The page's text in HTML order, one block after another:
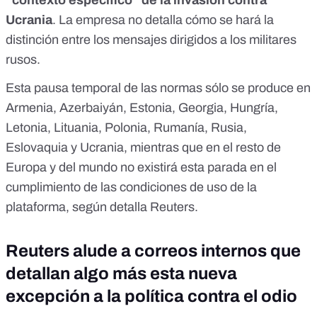
Ucrania. La empresa no detalla cómo se hará la
distinción entre los mensajes dirigidos a los militares
rusos.
Esta pausa temporal de las normas sólo se produce en
Armenia, Azerbaiyán, Estonia, Georgia, Hungría,
Letonia, Lituania, Polonia, Rumanía, Rusia,
Eslovaquia y Ucrania, mientras que en el resto de
Europa y del mundo no existirá esta parada en el
cumplimiento de las condiciones de uso de la
plataforma, según detalla Reuters.
Reuters alude a correos internos que
detallan algo más esta nueva
excepción a la política contra el odio